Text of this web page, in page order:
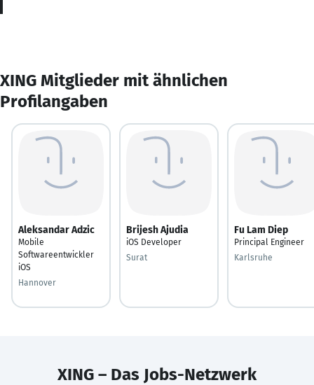
XING Mitglieder mit ähnlichen
Profilangaben
Aleksandar Adzic
Mobile
Softwareentwickler
iOS
Hannover
Brijesh Ajudia
iOS Developer
Surat
Fu Lam Diep
Principal Engineer
Karlsruhe
XING – Das Jobs-Netzwerk